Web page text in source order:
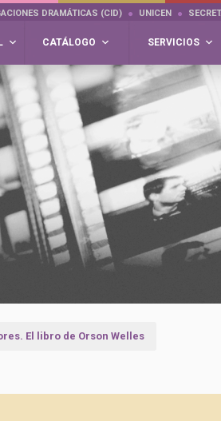
DRAMÁTICAS (CID) UNICEN
CATÁLOGO SERVICIOS
El libro de Orson Welles